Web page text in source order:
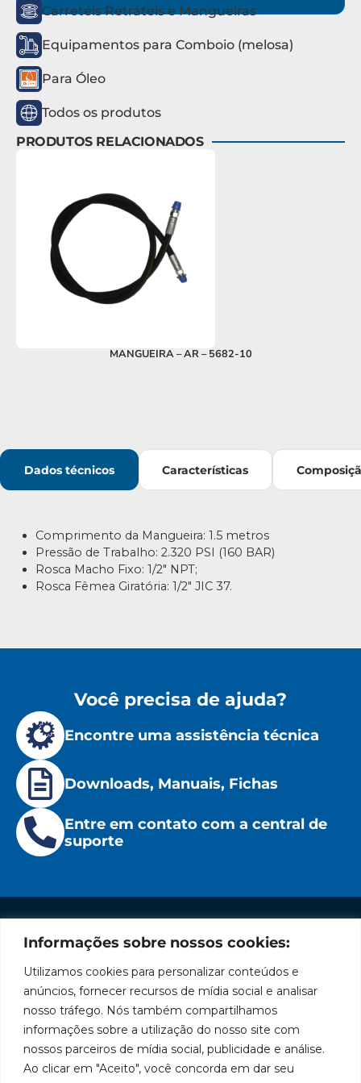
Informações sobre nossos cookies:
Utilizamos cookies para personalizar conteúdos e
anúncios, fornecer recursos de mídia social e analisar
nosso tráfego. Nós também compartilhamos
informações sobre a utilização do nosso site com
nossos parceiros de mídia social, publicidade e análise.
Ao clicar em "Aceito", você concorda em dar seu
Carretéis Retráteis e Mangueiras
Equipamentos para Comboio (melosa)
Para Óleo
Todos os produtos
PRODUTOS RELACIONADOS
MANGUEIRA – AR – 5682-10
Dados técnicos Características
Comprimento da Mangueira: 1.5 metros
Pressão de Trabalho: 2.320 PSI (160 BAR)
Rosca Macho Fixo: 1/2″ NPT;
Rosca Fêmea Giratória: 1/2″ JIC 37.
Você precisa de ajuda?
Encontre uma assistência técnica
Downloads, Manuais, Fichas
Entre em contato com a central de
suporte
Marca
líder
em
fabricação
de
equipamentos
Políticas
Privacidade
Políticas
de
Cookies
Institucional
A Bozza
Produtos
Soluções
Assistências
Técnicas
Localização
Rua
Tiradentes,
Fale
Conosco
SAC: 0800
019 5050
Redes
Facebook
LinkedIn